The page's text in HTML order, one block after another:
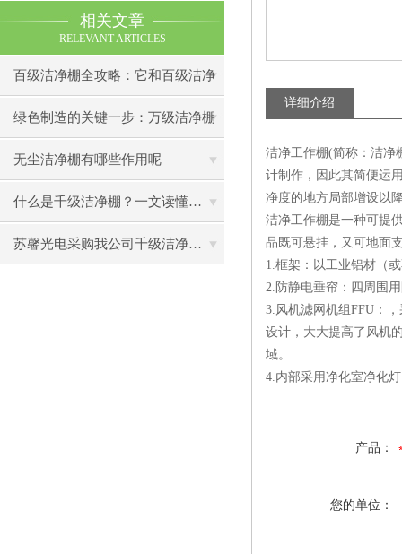
相关文章
RELEVANT ARTICLES
百级洁净棚全攻略：它和百级洁净
室到底有什么区别？
绿色制造的关键一步：万级洁净棚
助力环保型半导体产业发展
无尘洁净棚有哪些作用呢
什么是千级洁净棚？一文读懂其结构特点与局部净化优势
苏馨光电采购我公司千级洁净棚普通工作台一批（7月07日）已顺利交货
详细介绍
洁净工作棚(简称：洁净
计制作，因此其简便运
净度的地方局部增设以
洁净工作棚是一种可提
品既可悬挂，又可地面
1.框架：以工业铝材（
2.防静电垂帘：四周围
3.风机滤网机组FFU：
设计，大大提高了风机
域。
4.内部采用净化室净化
产品：
您的单位：